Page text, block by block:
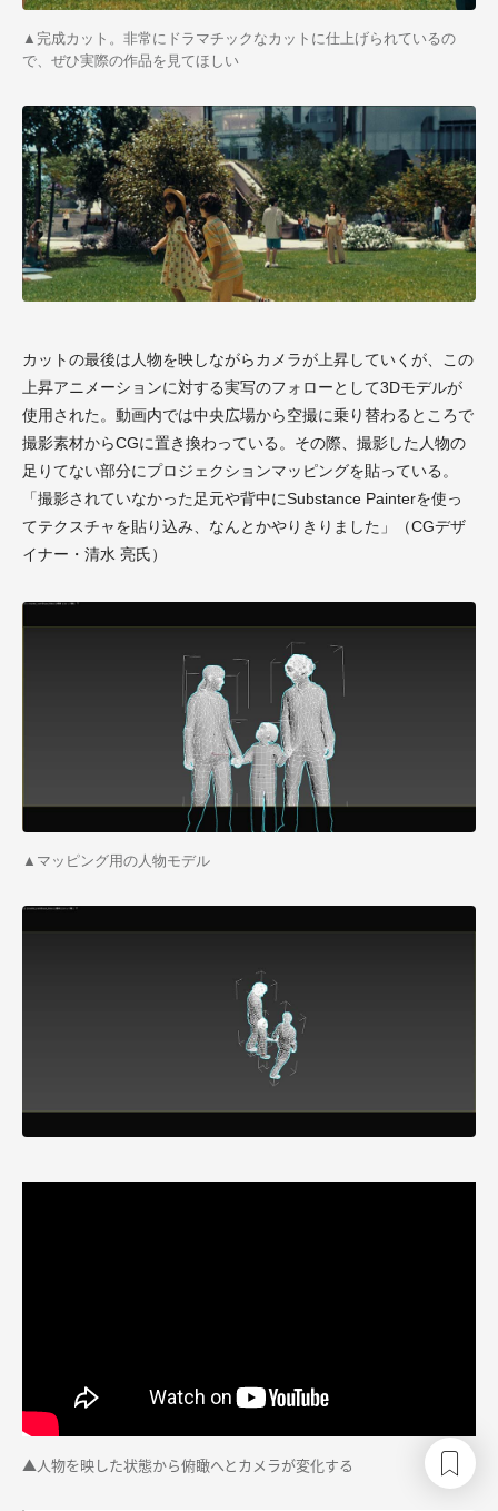
▲ 完成カット。非常にドラマチックなカットに仕上げられているの
で、ぜひ実際の作品を見てほしい
カットの最後は人物を映しながらカメラが上昇していくが、この
上昇アニメーションに対する実写のフォローとして3Dモデルが
使用された。動画内では中央広場から空撮に乗り替わるところで
撮影素材からCGに置き換わっている。その際、撮影した人物の
足りてない部分にプロジェクションマッピングを貼っている。
「撮影されていなかった足元や背中にSubstance Painterを使っ
てテクスチャを貼り込み、なんとかやりきりました」（CGデザ
イナー・清水 亮氏）
▲ マッピング用の人物モデル
▲人物を映した状態から俯瞰へとカメラが変化する